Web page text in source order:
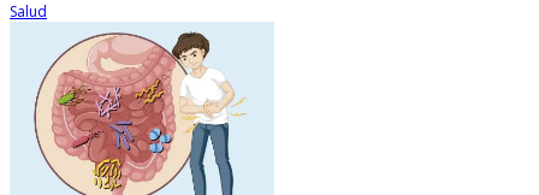
Salud